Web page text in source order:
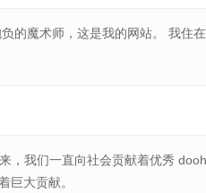
的魔术师，这是我的网站。 我住
，我们一直向社会贡献着优秀
巨大贡献。